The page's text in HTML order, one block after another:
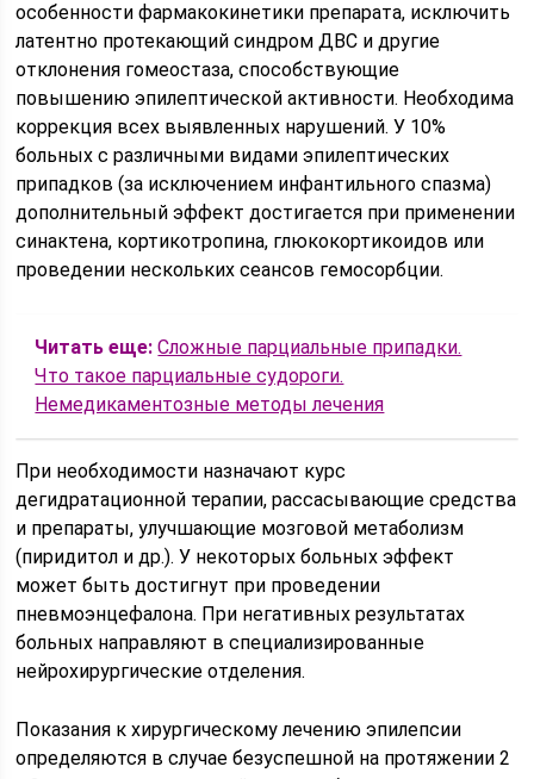
особенности фармакокинетики препарата, исключить
латентно протекающий синдром ДВС и другие
отклонения гомеостаза, способствующие
повышению эпилептической активности. Необходима
коррекция всех выявленных нарушений. У 10%
больных с различными видами эпилептических
припадков (за исключением инфантильного спазма)
дополнительный эффект достигается при применении
синактена, кортикотропина, глюкокортикоидов или
проведении нескольких сеансов гемосорбции.
Читать еще: Сложные парциальные припадки.
Что такое парциальные судороги.
Немедикаментозные методы лечения
При необходимости назначают курс
дегидратационной терапии, рассасывающие средства
и препараты, улучшающие мозговой метаболизм
(пиридитол и др.). У некоторых больных эффект
может быть достигнут при проведении
пневмоэнцефалона. При негативных результатах
больных направляют в специализированные
нейрохирургические отделения.
Показания к хирургическому лечению эпилепсии
определяются в случае безуспешной на протяжении 2